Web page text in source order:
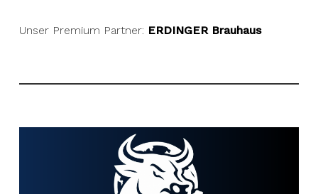
Unser Premium Partner: ERDINGER Brauhaus